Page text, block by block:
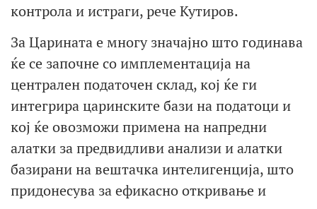
контрола и истраги, рече Кутиров.
За Царината е многу значајно што годинава
ќе се започне со имплементација на
централен податочен склад, кој ќе ги
интегрира царинските бази на податоци и
кој ќе овозможи примена на напредни
алатки за предвидливи анализи и алатки
базирани на вештачка интелигенција, што
придонесува за ефикасно откривање и